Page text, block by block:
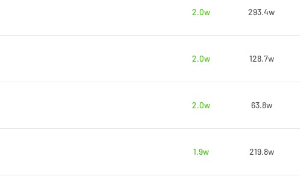
2.0w
293.4w
2.0w
128.7w
2.0w
63.8w
1.9w
219.8w